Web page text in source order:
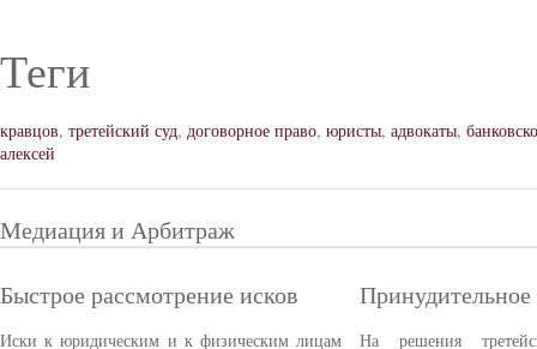
Теги
кравцов, третейский суд, договорное право, юристы, адвокаты,
алексей
Медиация и Арбитраж
Быстрое рассмотрение исков
Иски к юридическим и к физическим лицам
На решения